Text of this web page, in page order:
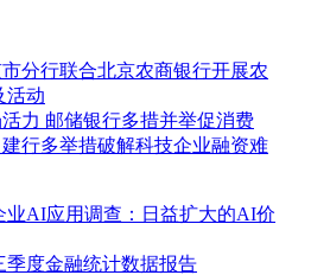
分行联合北京农商银行开展农
活动
力 邮储银行多措并举促消费
行多举措破解科技企业融资难
业AI应用调查：日益扩大的AI价
季度金融统计数据报告